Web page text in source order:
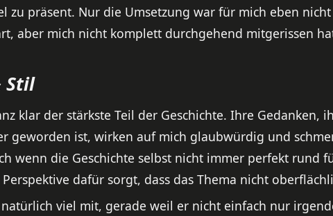
zu präsent. Nur die Umsetzung war für mich eben
aber mich nicht komplett durchgehend mitgerissen
Stil
klar der stärkste Teil der Geschichte. Ihre Gedanken,
geworden ist, wirken auf mich glaubwürdig und
wenn die Geschichte selbst nicht immer perfekt rund
dafür sorgt, dass das Thema nicht
viel mit, gerade weil er nicht einfach nur